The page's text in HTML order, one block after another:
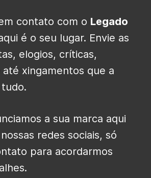
contato com o Legado
é o seu lugar. Envie as
elogios, críticas,
xingamentos que a
a sua marca aqui
redes sociais, só
para acordarmos